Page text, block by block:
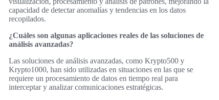
capacidad de detectar anomalías y tendencias en los datos
recopilados.
¿Cuáles son algunas aplicaciones reales de las soluciones de
análisis avanzadas?
Las soluciones de análisis avanzadas, como Krypto500 y
Krypto1000, han sido utilizadas en situaciones en las que se
requiere un procesamiento de datos en tiempo real para
interceptar y analizar comunicaciones estratégicas.